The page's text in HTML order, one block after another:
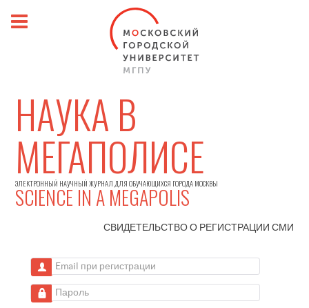
НАУКА В
МЕГАПОЛИСЕ
ЭЛЕКТРОННЫЙ НАУЧНЫЙ ЖУРНАЛ ДЛЯ ОБУЧАЮЩИХСЯ ГОРОДА МОСКВЫ
SCIENCE IN A MEGAPOLIS
СВИДЕТЕЛЬСТВО О РЕГИСТРАЦИИСМИ
Email при регистрации
Пароль